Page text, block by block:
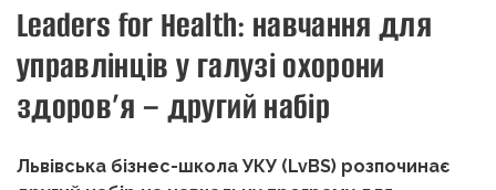
Leaders for Health: навчання для
управлінців у галузі охорони
здоров’я – другий набір
Львівська бізнес-школа УКУ (LvBS) розпочинає